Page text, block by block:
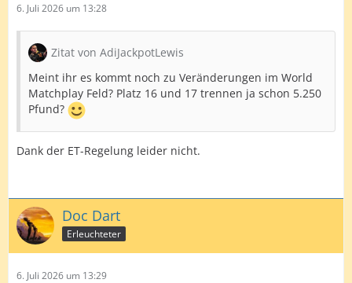
6. Juli 2026 um 13:28
Zitat von AdiJackpotLewis
Meint ihr es kommt noch zu Veränderungen im World
Matchplay Feld? Platz 16 und 17 trennen ja schon 5.250
Pfund?
Dank der ET-Regelung leider nicht.
Doc Dart
Erleuchteter
6. Juli 2026 um 13:29